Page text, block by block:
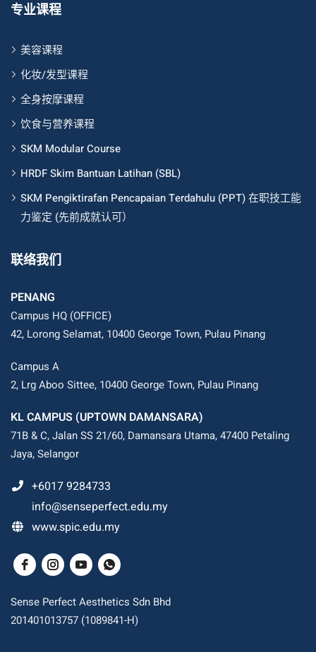
专业课程
美容课程
化妆/发型课程
全身按摩课程
饮食与营养课程
SKM Modular Course
HRDF Skim Bantuan Latihan (SBL)
SKM Pengiktirafan Pencapaian Terdahulu (PPT) 在职技工能
力鉴定 (先前成就认可）
联络我们
PENANG
Campus HQ (OFFICE)
42, Lorong Selamat, 10400 George Town, Pulau Pinang
Campus A
2, Lrg Aboo Sittee, 10400 George Town, Pulau Pinang
KL CAMPUS (UPTOWN DAMANSARA)
71B & C, Jalan SS 21/60, Damansara Utama, 47400 Petaling
Jaya, Selangor
+6017 9284733
info@senseperfect.edu.my
www.spic.edu.my
Sense Perfect Aesthetics Sdn Bhd
201401013757 (1089841-H)